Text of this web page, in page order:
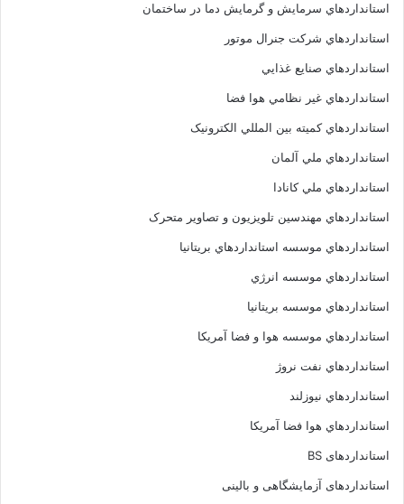
استانداردهاي سرمايش و گرمايش دما در ساختمان
استانداردهاي شرکت جنرال موتور
استانداردهاي صنايع غذايي
استانداردهاي غير نظامي هوا فضا
استانداردهاي کميته بين المللي الکترونيک
استانداردهاي ملي آلمان
استانداردهاي ملي کانادا
استانداردهاي مهندسين تلويزيون و تصاوير متحرک
استانداردهاي موسسه استانداردهاي بريتانيا
استانداردهاي موسسه انرژي
استانداردهاي موسسه بريتانيا
استانداردهاي موسسه هوا و فضا آمريکا
استانداردهاي نفت نروژ
استانداردهاي نيوزلند
استانداردهاي هوا فضا آمريکا
استانداردهای BS
استانداردهای آزمایشگاهی و بالینی